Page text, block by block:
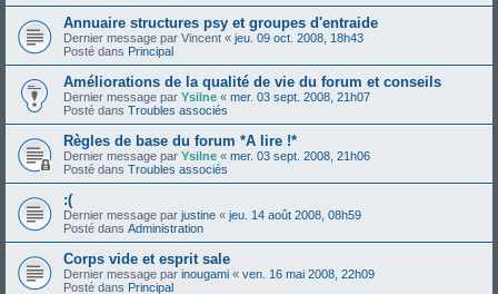
Annuaire structures psy et groupes d'entraide
Dernier message par Vincent « jeu. 09 oct. 2008, 18h43
Posté dans Principal
Améliorations de la qualité de vie du forum et conseils
Dernier message par Ysilne « mer. 03 sept. 2008, 21h07
Posté dans Troubles associés
Règles de base du forum *A lire !*
Dernier message par Ysilne « mer. 03 sept. 2008, 21h06
Posté dans Troubles associés
:(
Dernier message par justine « jeu. 14 août 2008, 08h59
Posté dans Administration
Corps vide et esprit sale
Dernier message par inougami « ven. 16 mai 2008, 22h09
Posté dans Principal